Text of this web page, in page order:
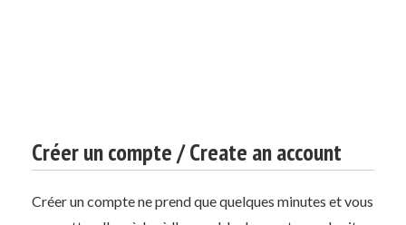
Créer un compte / Create an account
Créer un compte ne prend que quelques minutes et vous